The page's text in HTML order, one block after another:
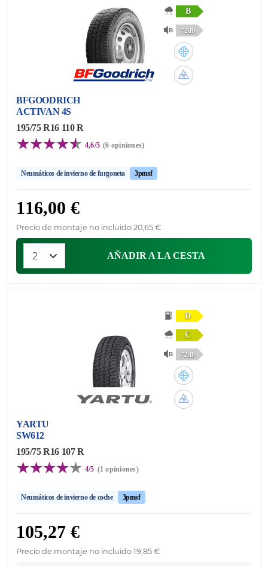
B
72db
BFGOODRICH
ACTIVAN 4S
195/75 R16 110 R
4,6/5 (6 opiniones)
Neumáticos de invierno de furgoneta 3pmsf
116,00 €
Precio de montaje no incluido 20,65 €
AÑADIR A LA CESTA
D
C
72db
YARTU
SW612
195/75 R16 107 R
4/5 (1 opiniones)
Neumáticos de invierno de coche 3pmsf
105,27 €
Precio de montaje no incluido 19,85 €